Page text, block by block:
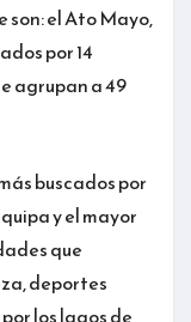
son: el Ato Mayo,
por 14
agrupan a 49
buscados por
y el mayor
que
deportes
los lagos de